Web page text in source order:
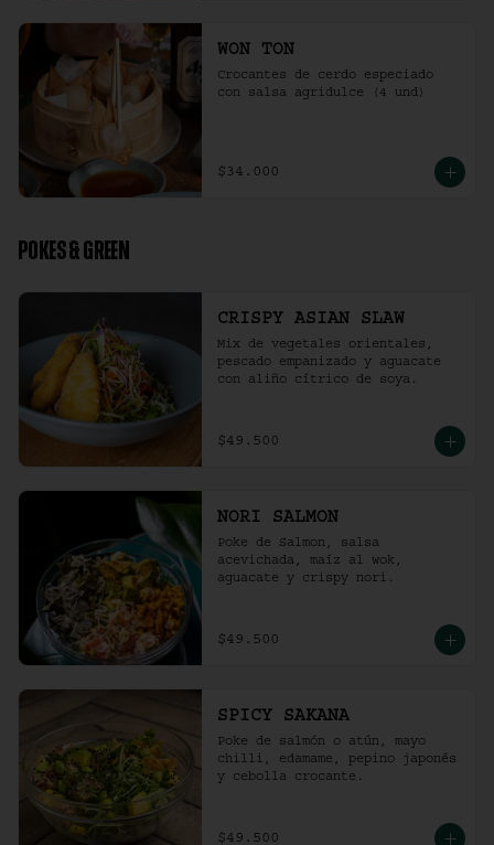
WON TON
Crocantes de cerdo especiado
con salsa agridulce (4 und)
$34.000
POKES & GREEN
CRISPY ASIAN SLAW
Mix de vegetales orientales,
pescado empanizado y aguacate
con aliño cítrico de soya.
$49.500
NORI SALMON
Poke de Salmon, salsa
acevichada, maíz al wok,
aguacate y crispy nori.
$49.500
SPICY SAKANA
Poke de salmón o atún, mayo
chilli, edamame, pepino japonés
y cebolla crocante.
$49.500